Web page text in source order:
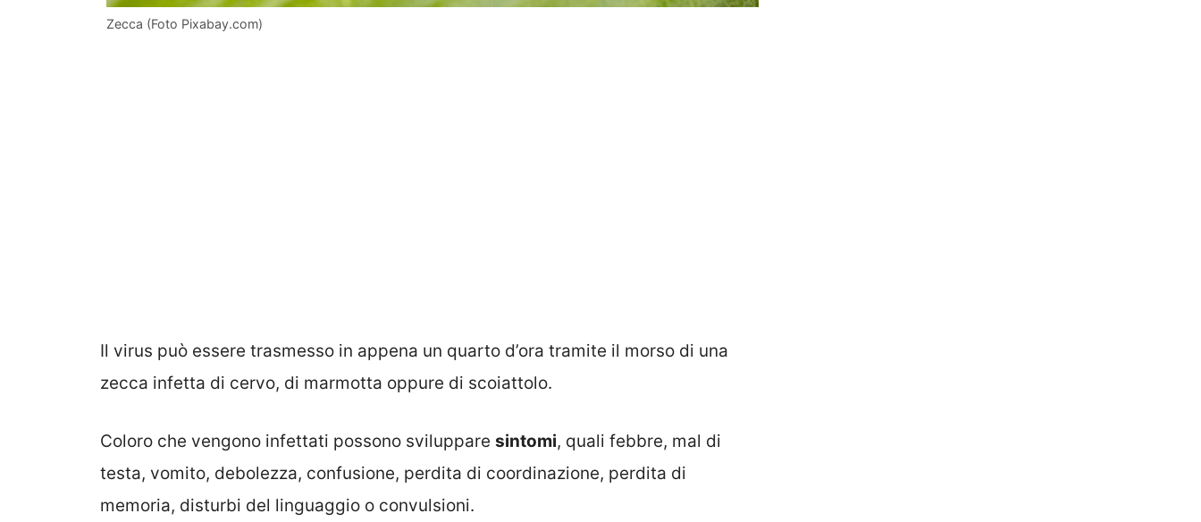
Zecca (Foto Pixabay.com)
Il virus può essere trasmesso in appena un quarto d’ora tramite il morso di una
zecca infetta di cervo, di marmotta oppure di scoiattolo.
Coloro che vengono infettati possono sviluppare sintomi, quali febbre, mal di
testa, vomito, debolezza, confusione, perdita di coordinazione, perdita di
memoria, disturbi del linguaggio o convulsioni.